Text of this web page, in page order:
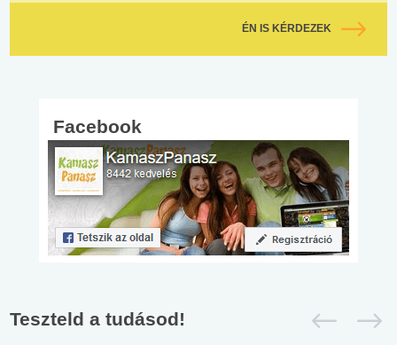
ÉN IS KÉRDEZEK
Facebook
Teszteld a tudásod!